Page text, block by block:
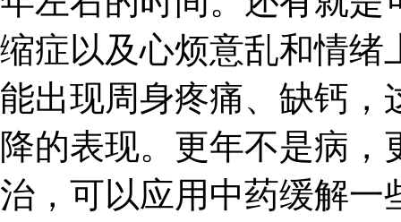
缩症以及心烦意乱和情绪
能出现周身疼痛、缺钙，
降的表现。更年不是病
治，可以应用中药缓解一